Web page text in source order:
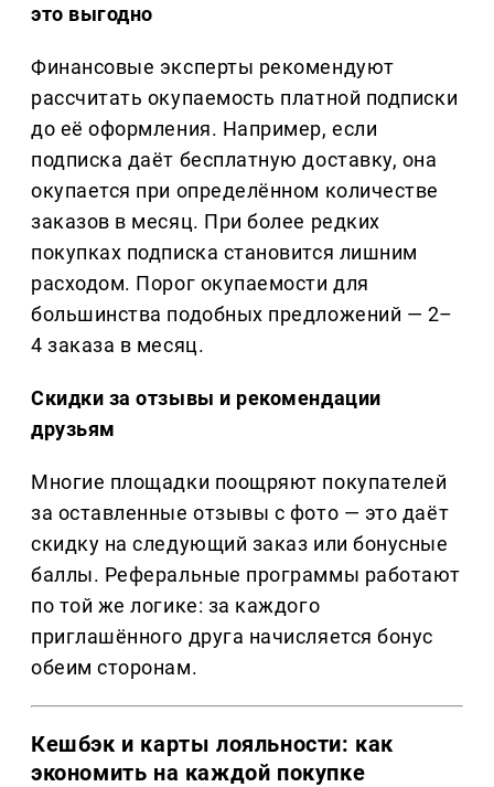
это выгодно
Финансовые эксперты рекомендуют
рассчитать окупаемость платной подписки
до её оформления. Например, если
подписка даёт бесплатную доставку, она
окупается при определённом количестве
заказов в месяц. При более редких
покупках подписка становится лишним
расходом. Порог окупаемости для
большинства подобных предложений — 2–
4 заказа в месяц.
Скидки за отзывы и рекомендации
друзьям
Многие площадки поощряют покупателей
за оставленные отзывы с фото — это даёт
скидку на следующий заказ или бонусные
баллы. Реферальные программы работают
по той же логике: за каждого
приглашённого друга начисляется бонус
обеим сторонам.
Кешбэк и карты лояльности: как
экономить на каждой покупке